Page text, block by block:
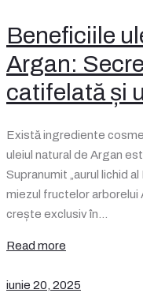
Beneficiile
Argan:
catifelată și
Există ingrediente
uleiul natural de Argan
Supranumit „aurul lichid
miezul fructelor arborelui
crește exclusiv în…
Read more
iunie 20, 2025